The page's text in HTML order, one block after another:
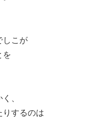
しこが
を
、
りするのは